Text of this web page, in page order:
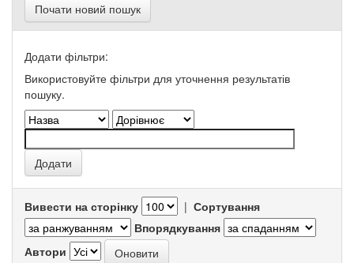
Почати новий пошук
Додати фільтри:
Використовуйте фільтри для уточнення результатів
пошуку.
Вивести на сторінку | Сортування
Впорядкування
Автори